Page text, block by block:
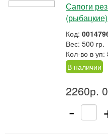
Сапоги
Код:
Вес: 500 гр.
Кол-во в уп:
В наличии
2260р.
-